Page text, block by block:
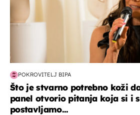
POKROVITELJ BIPA
Što je stvarno potrebno koži
panel otvorio pitanja koja si i
postavljamo...